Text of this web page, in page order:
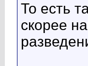
То есть
скорее